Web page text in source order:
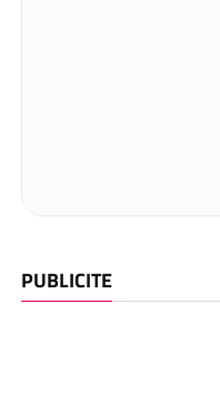
PUBLICITE